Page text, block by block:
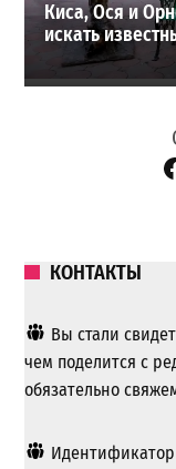
Киса, Ося и
искать
КОНТАКТЫ
Вы стали
чем поделится с
обязательно
Идентификатор